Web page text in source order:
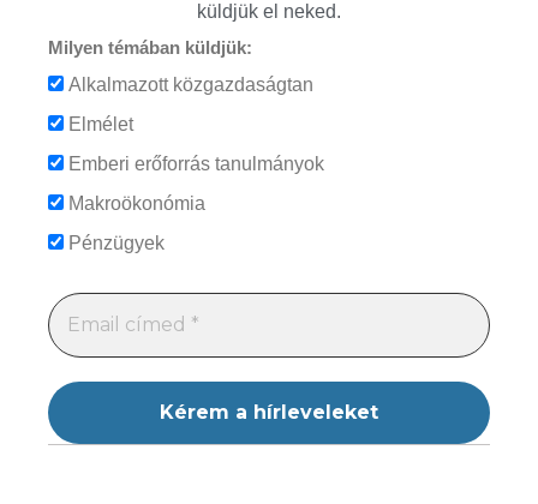
küldjük el neked.
Milyen témában küldjük:
Alkalmazott közgazdaságtan
Elmélet
Emberi erőforrás tanulmányok
Makroökonómia
Pénzügyek